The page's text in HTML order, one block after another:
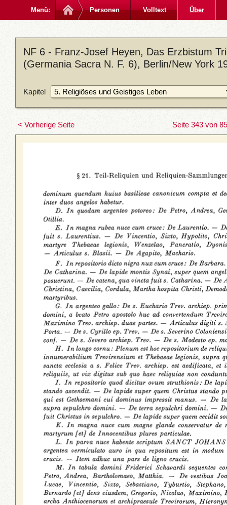
Menü: Personen Volltext Über
NF 6 - Franz-Josef Heyen, Das Erzbistum
(Germania Sacra N. F. 6), Berlin/New York
Kapitel
< Vorherige Seite Seite 343 von